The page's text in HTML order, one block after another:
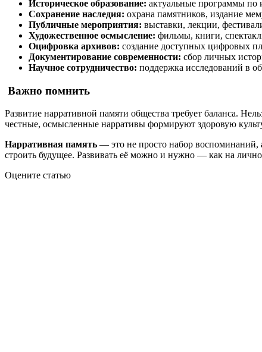
Историческое образование: актуальные программы по
Сохранение наследия: охрана памятников, издание
Публичные мероприятия: выставки, лекции,
Художественное осмысление: фильмы, книги,
Оцифровка архивов: создание доступных цифровых
Документирование современности: сбор личных
Научное сотрудничество: поддержка исследований в
Важно помнить
Развитие нарративной памяти общества требует баланса.
честные, осмысленные нарративы формируют здоровую
Нарративная память — это не просто набор
строить будущее. Развивать её можно и нужно — как на
Оцените статью